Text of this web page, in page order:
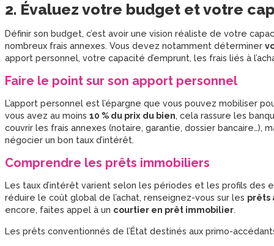
2. Évaluez votre budget et votre
Définir son budget, c’est avoir une vision réaliste de votre
nombreux frais annexes. Vous devez notamment déterminer
apport personnel, votre capacité d’emprunt, les frais liés à
Faire le point sur son apport personnel
L’apport personnel est l’épargne que vous pouvez mobiliser
vous avez au moins 10 % du prix du bien, cela rassure les
couvrir les frais annexes (notaire, garantie, dossier bancaire…),
négocier un bon taux d’intérêt.
Comprendre les prêts immobiliers
Les taux d’intérêt varient selon les périodes et les profils des
réduire le coût global de l’achat, renseignez-vous sur les prêts
encore, faites appel à un courtier en prêt immobilier.
Les prêts conventionnés de l’État destinés aux primo-